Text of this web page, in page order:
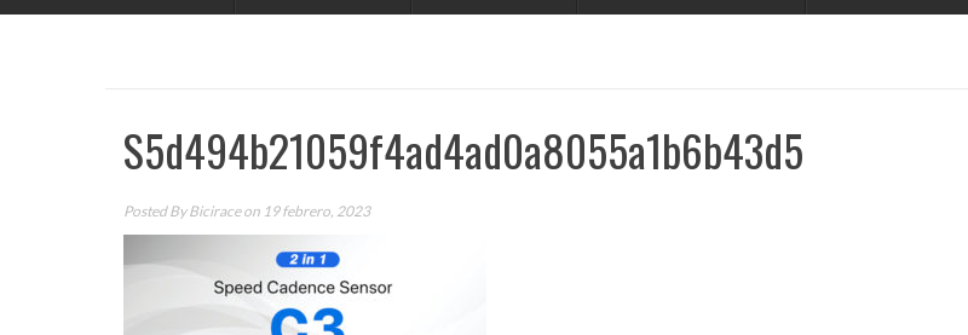
S5d494b21059f4ad4ad0a8055a1b6b43d5
Posted ByBiciraceon 19 febrero, 2023